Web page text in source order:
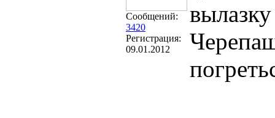
Сообщений:
3420
Регистрация:
09.01.2012